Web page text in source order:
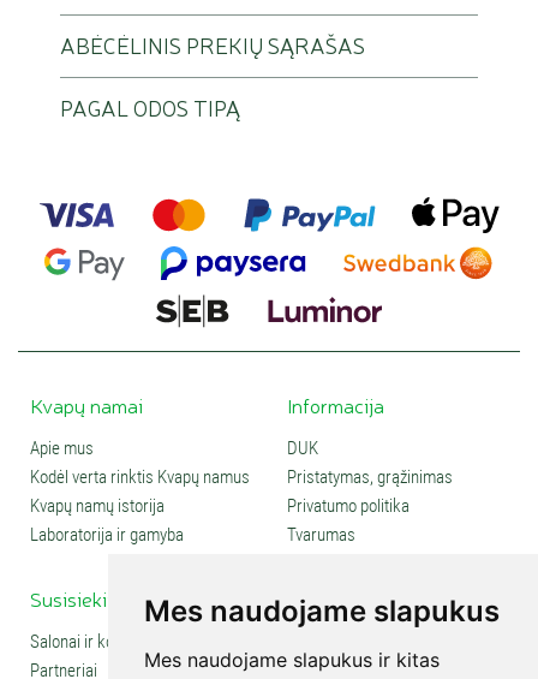
Mes naudojame slapukus
Mes naudojame slapukus ir kitas
ABĖCĖLINIS PREKIŲ SĄRAŠAS
PAGAL ODOS TIPĄ
Kvapų namai
Apie mus
Kodėl verta rinktis Kvapų namus
Kvapų namų istorija
Laboratorija ir gamyba
Informacija
DUK
Pristatymas, grąžinimas
Privatumo politika
Tvarumas
Susisiekite
Salonai ir kontaktai
Partneriai
Social media